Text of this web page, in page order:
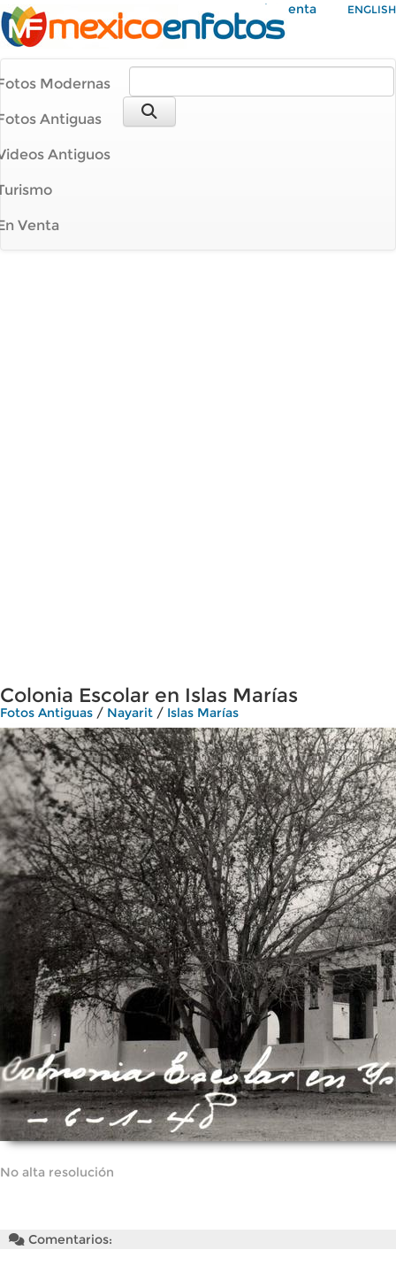
Mi Cuenta ENGLISH
Modernas
Antiguas
Antiguos
Venta
Colonia Escolar en Islas Marías
Fotos Antiguas / Nayarit / Islas Marías
No alta resolución
Comentarios: